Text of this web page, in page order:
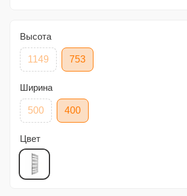
Высота
1149 753
Ширина
500 400
Цвет